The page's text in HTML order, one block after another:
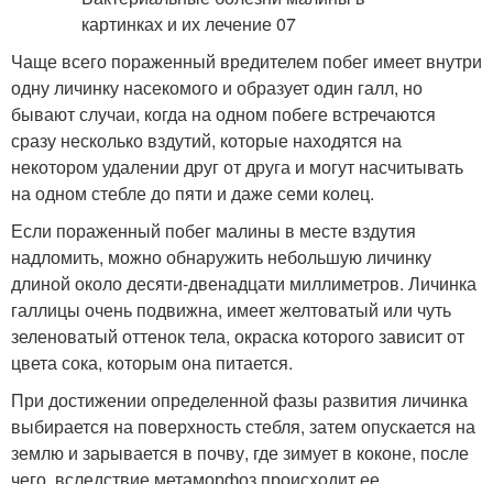
Чаще всего пораженный вредителем побег имеет внутри
одну личинку насекомого и образует один галл, но
бывают случаи, когда на одном побеге встречаются
сразу несколько вздутий, которые находятся на
некотором удалении друг от друга и могут насчитывать
на одном стебле до пяти и даже семи колец.
Если пораженный побег малины в месте вздутия
надломить, можно обнаружить небольшую личинку
длиной около десяти-двенадцати миллиметров. Личинка
галлицы очень подвижна, имеет желтоватый или чуть
зеленоватый оттенок тела, окраска которого зависит от
цвета сока, которым она питается.
При достижении определенной фазы развития личинка
выбирается на поверхность стебля, затем опускается на
землю и зарывается в почву, где зимует в коконе, после